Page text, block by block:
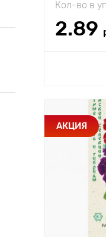
Кол-во в
2.89
АКЦИЯ
Высота
Растояние
растениями